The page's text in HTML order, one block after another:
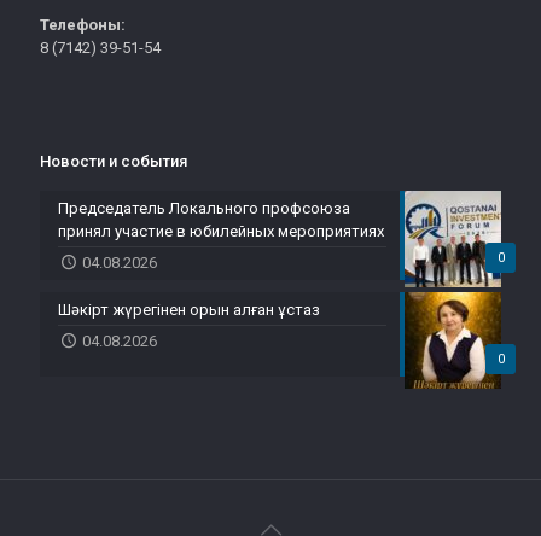
Телефоны:
8 (7142) 39-51-54
Новости и события
0
Председатель Локального профсоюза
принял участие в юбилейных мероприятиях
04.08.2026
0
Шәкірт жүрегінен орын алған ұстаз
04.08.2026